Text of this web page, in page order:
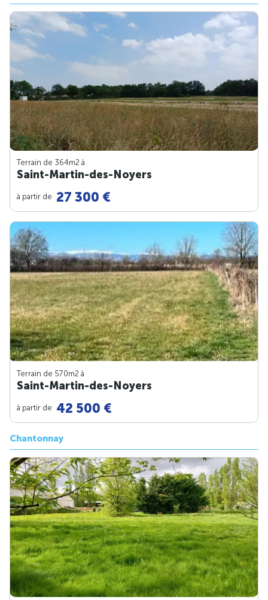
Terrain de 364m2 à
Saint-Martin-des-Noyers
à partir de 27 300 €
Terrain de 570m2 à
Saint-Martin-des-Noyers
à partir de 42 500 €
Chantonnay